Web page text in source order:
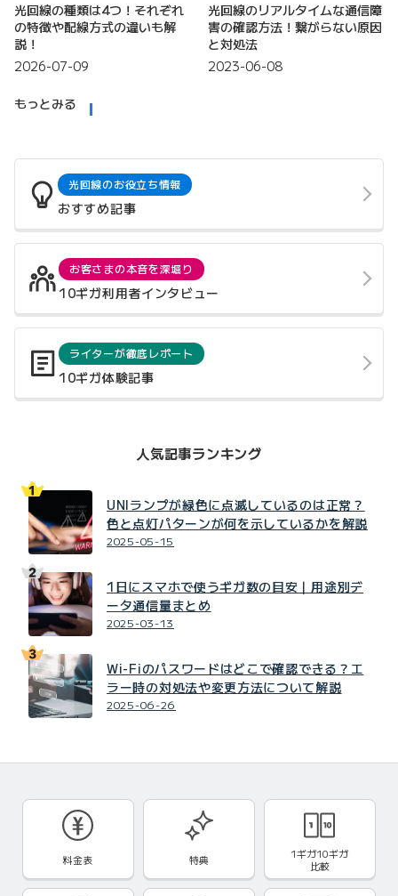
光回線の種類は4つ！それぞれ
の特徴や配線方式の違いも解
説！
2026-07-09
光回線のリアルタイムな通信障
害の確認方法！繋がらない原因
と対処法
2023-06-08
もっとみる
光回線のお役立ち情報
おすすめ記事
お客さまの本音を深堀り
10ギガ利用者インタビュー
ライターが徹底レポート
10ギガ体験記事
人気記事ランキング
UNIランプが緑色に点滅しているのは正常？
色と点灯パターンが何を示しているかを解説
2025-05-15
1日にスマホで使うギガ数の目安｜用途別デ
ータ通信量まとめ
2025-03-13
Wi-Fiのパスワードはどこで確認できる？エ
ラー時の対処法や変更方法について解説
2025-06-26
料金表 特典
1ギガ10ギガ
比較